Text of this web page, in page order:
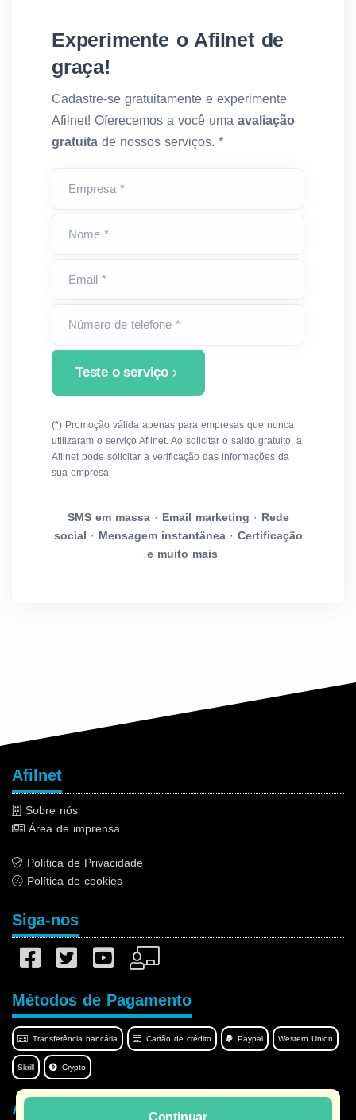
Experimente o Afilnet de
graça!
Cadastre-se gratuitamente e experimente
Afilnet! Oferecemos a você uma avaliação
gratuita de nossos serviços. *
Empresa *
Nome *
Email *
Número de telefone *
Teste o serviço
(*) Promoção válida apenas para empresas que nunca
utilizaram o serviço Afilnet. Ao solicitar o saldo gratuito, a
Afilnet pode solicitar a verificação das informações da
sua empresa
SMS em massa· Email marketing · Rede
social · Mensagem instantânea· Certificação
· e muito mais
Continuar
Afilnet
Sobre nós
Área de imprensa
Política de Privacidade
Política de cookies
Siga-nos
Métodos de Pagamento
Transferência bancária Cartão de crédito Paypal Western Union
Skrill Crypto
Afilnet no seu idioma